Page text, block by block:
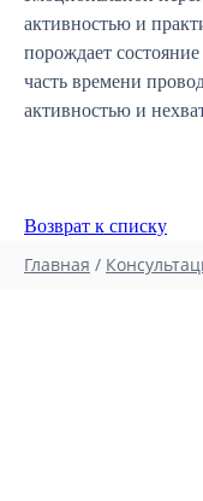
активностью и
порождает
часть времени
активностью и
Возврат к списку
Главная /